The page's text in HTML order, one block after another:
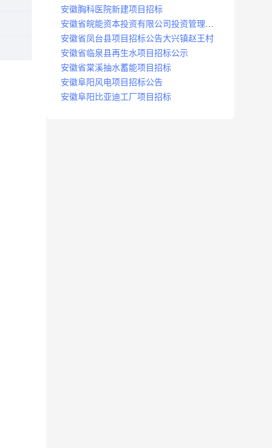
安徽胸科医院新建项目招标
安徽省皖能资本投资有限公司投资管理系
统建设项目招标
安徽省凤台县项目招标公告大兴镇赵王村
安徽省临泉县再生水项目招标公示
安徽省棠溪抽水蓄能项目招标
安徽阜阳风电项目招标公告
安徽阜阳比亚迪工厂项目招标